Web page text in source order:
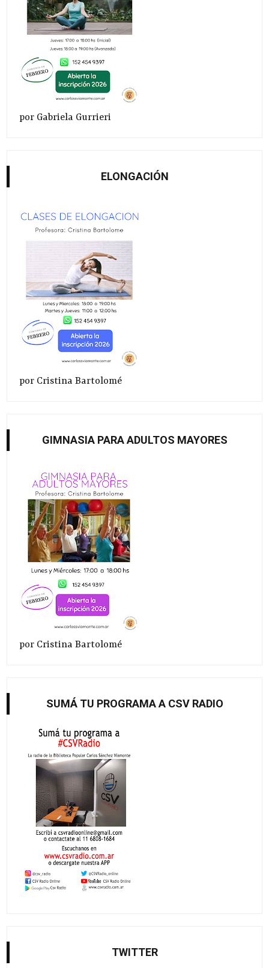
por Gabriela Gurrieri
ELONGACIÓN
por Cristina Bartolomé
GIMNASIA PARA ADULTOS MAYORES
por Cristina Bartolomé
SUMÁ TU PROGRAMA A CSV RADIO
TWITTER